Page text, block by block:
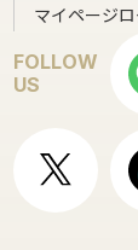
マイページ
FOLLOW
US